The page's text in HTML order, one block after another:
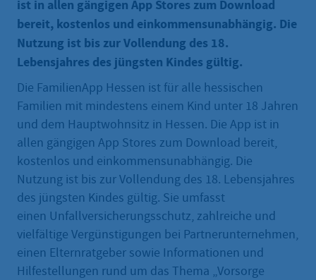
ist in allen gängigen App Stores zum Download
bereit, kostenlos und einkommensunabhängig. Die
Nutzung ist bis zur Vollendung des 18.
Lebensjahres des jüngsten Kindes gültig.
Die FamilienApp Hessen ist für alle hessischen
Familien mit mindestens einem Kind unter 18 Jahren
und dem Hauptwohnsitz in Hessen. Die App ist in
allen gängigen App Stores zum Download bereit,
kostenlos und einkommensunabhängig. Die
Nutzung ist bis zur Vollendung des 18. Lebensjahres
des jüngsten Kindes gültig. Sie umfasst
einen Unfallversicherungsschutz, zahlreiche und
vielfältige Vergünstigungen bei Partnerunternehmen,
einen Elternratgeber sowie Informationen und
Hilfestellungen rund um das Thema „Vorsorge